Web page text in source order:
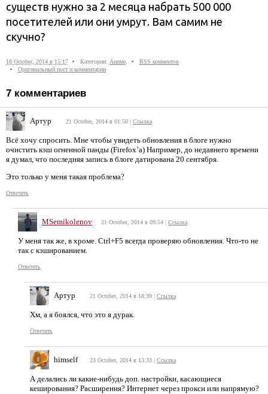
существ нужно за 2 месяца набрать 500 000
посетителей или они умрут. Вам самим не
скучно?
18 October, 2014 в 15:17 Категории: Аниме.
RSS комментов
Оригинальный пост и комментарии
7 комментариев
Артур 21 October, 2014 в 01:50 | Ссылка
Всё хочу спросить. Мне чтобы увидеть обновления в блоге нужно
очистить кэш огненной панды (Firefox’а) Например, до недавнего времени
я думал, что последняя запись в блоге датирована 20 сентября.
Это только у меня такая проблема?
Ответить
MSemikolenov 21 October, 2014 в 09:54 | Ссылка
У меня так же, в хроме. Ctrl+F5 всегда проверяю обновления. Что-то не
так с кэшированием.
Ответить
Артур 21 October, 2014 в 18:39 | Ссылка
Хм, а я боялся, что это я дурак.
Ответить
himself 23 October, 2014 в 13:33 | Ссылка
А делались ли какие-нибудь доп. настройки, касающиеся
кеширования? Расширения? Интернет через прокси или напрямую?